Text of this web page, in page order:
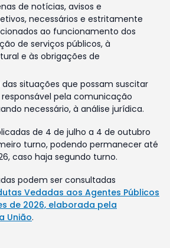
de notícias, avisos e
necessários e estritamente
ao funcionamento dos
de serviços públicos, à
e às obrigações de
situações que possam suscitar
pela comunicação
necessário, à análise jurídica.
de 4 de julho a 4 de outubro
turno, podendo permanecer até
caso haja segundo turno.
podem ser consultadas
Vedadas aos Agentes Públicos
de 2026, elaborada pela
União.